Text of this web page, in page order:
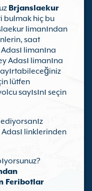
Brjanslaekur
bulmak hiç bu
limanından
saat
limanına
Adası limanına
lütfen
sayısını seçin
linklerinden
Feribotlar